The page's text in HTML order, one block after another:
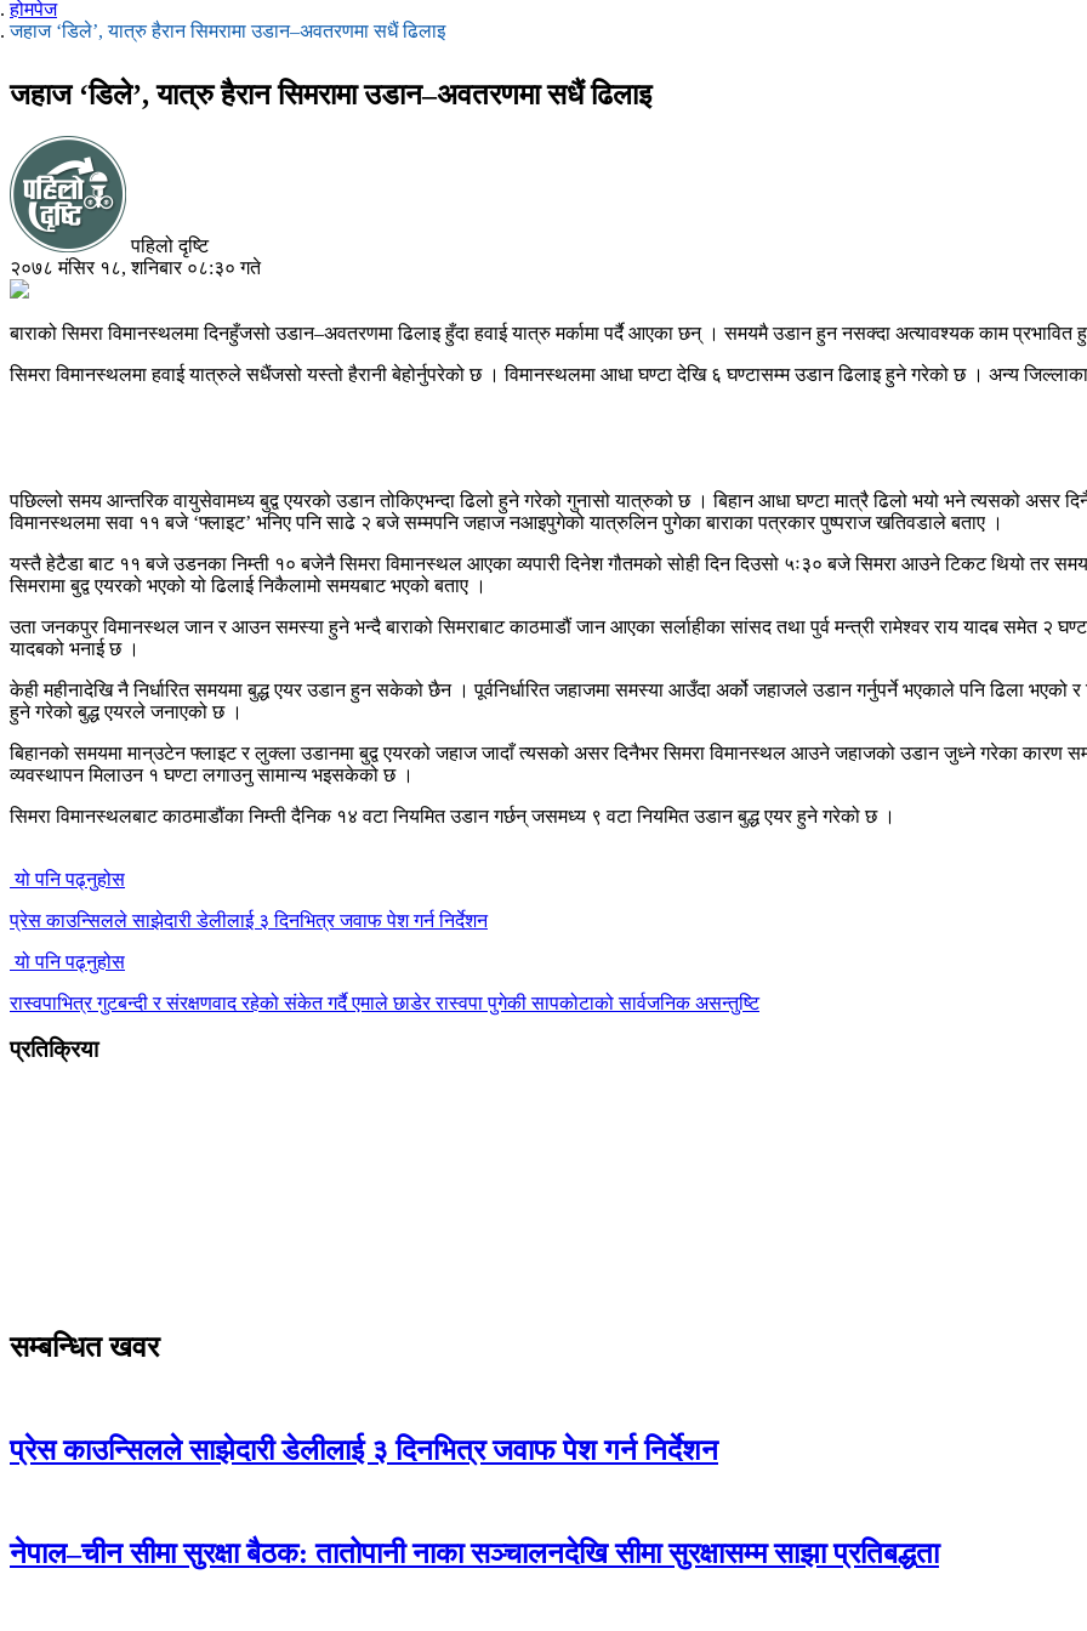
होमपेज
जहाज ‘डिले’, यात्रु हैरान सिमरामा उडान–अवतरणमा सधैं ढिलाइ
जहाज ‘डिले’, यात्रु हैरान सिमरामा उडान–अवतरणमा सधैं ढिलाइ
पहिलो दृष्टि
२०७८ मंसिर १८, शनिबार ०८:३० गते
बाराको सिमरा विमानस्थलमा दिनहुँजसो उडान–अवतरणमा ढिलाइ हुँदा हवाई यात्रु मर्कामा पर्दै आएका छन् । समयमै उडान हुन नसक्दा अत्यावश्यक काम
सिमरा विमानस्थलमा हवाई यात्रुले सधैंजसो यस्तो हैरानी बेहोर्नुपरेको छ । विमानस्थलमा आधा घण्टा देखि ६ घण्टासम्म उडान ढिलाइ हुने गरेको छ । अन्य
पछिल्लो समय आन्तरिक वायुसेवामध्य बुद्व एयरको उडान तोकिएभन्दा ढिलो हुने गरेको गुनासो यात्रुको छ । बिहान आधा घण्टा मात्रै ढिलो भयो भने त्यसको असर
विमानस्थलमा सवा ११ बजे ‘फ्लाइट’ भनिए पनि साढे २ बजे सम्मपनि जहाज नआइपुगेको यात्रुलिन पुगेका बाराका पत्रकार पुष्पराज खतिवडाले बताए ।
यस्तै हेटैडा बाट ११ बजे उडनका निम्ती १० बजेनै सिमरा विमानस्थल आएका व्यपारी दिनेश गौतमको सोही दिन दिउसो ५ः३० बजे सिमरा आउने टिकट थियो तर
सिमरामा बुद्व एयरको भएको यो ढिलाई निकैलामो समयबाट भएको बताए ।
उता जनकपुर विमानस्थल जान र आउन समस्या हुने भन्दै बाराको सिमराबाट काठमाडौं जान आएका सर्लाहीका सांसद तथा पुर्व मन्त्री रामेश्वर राय यादब समेत २
यादबको भनाई छ ।
केही महीनादेखि नै निर्धारित समयमा बुद्ध एयर उडान हुन सकेको छैन । पूर्वनिर्धारित जहाजमा समस्या आउँदा अर्को जहाजले उडान गर्नुपर्ने भएकाले पनि ढिला
हुने गरेको बुद्ध एयरले जनाएको छ ।
बिहानको समयमा मान्उटेन फ्लाइट र लुक्ला उडानमा बुद्व एयरको जहाज जादाँ त्यसको असर दिनैभर सिमरा विमानस्थल आउने जहाजको उडान जुध्ने गरेका
व्यवस्थापन मिलाउन १ घण्टा लगाउनु सामान्य भइसकेको छ ।
सिमरा विमानस्थलबाट काठमाडौंका निम्ती दैनिक १४ वटा नियमित उडान गर्छन् जसमध्य ९ वटा नियमित उडान बुद्ध एयर हुने गरेको छ ।
यो पनि पढ्नुहोस
प्रेस काउन्सिलले साझेदारी डेलीलाई ३ दिनभित्र जवाफ पेश गर्न निर्देशन
यो पनि पढ्नुहोस
रास्वपाभित्र गुटबन्दी र संरक्षणवाद रहेको संकेत गर्दै एमाले छाडेर रास्वपा पुगेकी सापकोटाको सार्वजनिक असन्तुष्टि
प्रतिक्रिया
सम्बन्धित खवर
प्रेस काउन्सिलले साझेदारी डेलीलाई ३ दिनभित्र जवाफ पेश गर्न निर्देशन
नेपाल–चीन सीमा सुरक्षा बैठक: तातोपानी नाका सञ्चालनदेखि सीमा सुरक्षासम्म साझा प्रतिबद्धता